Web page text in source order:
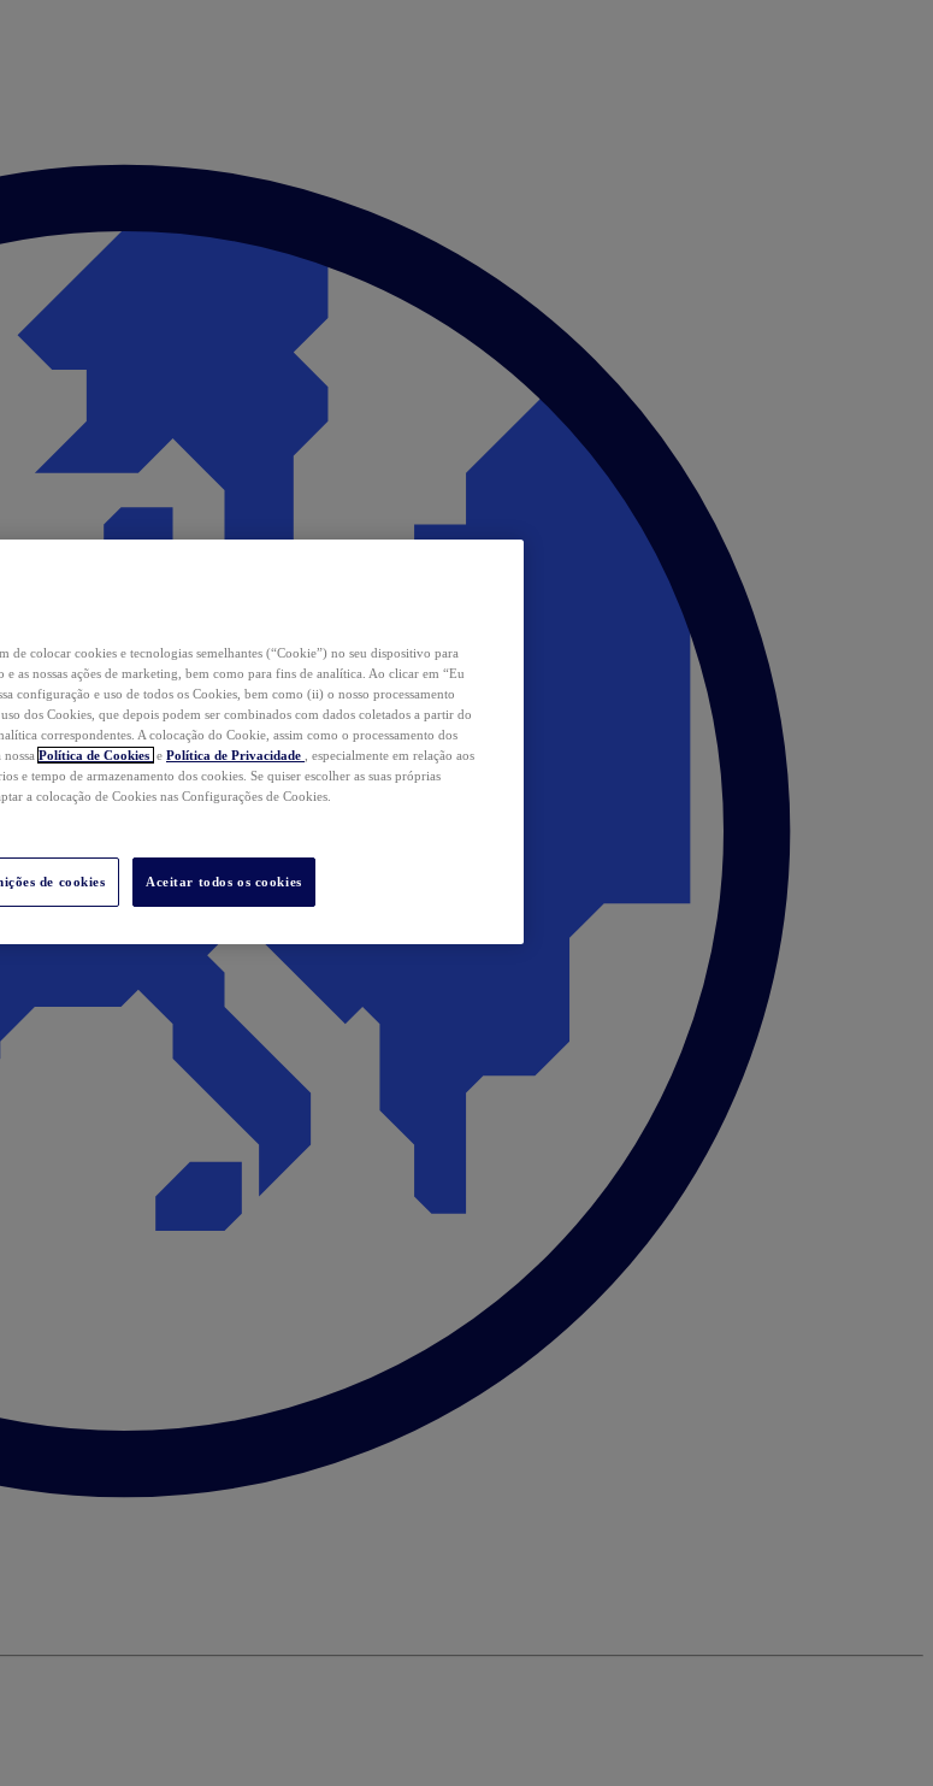
de colocar cookies e tecnologias semelhantes (“Cookie”) no seu dispositivo para
e as nossas ações de marketing, bem como para fins de analítica. Ao clicar em “Eu
configuração e uso de todos os Cookies, bem como (ii) o nosso processamento
dos Cookies, que depois podem ser combinados com dados coletados a partir do
correspondentes. A colocação do Cookie, assim como o processamento dos
Política de Cookies e Política de Privacidade
, especialmente em relação aos
e tempo de armazenamento dos cookies. Se quiser escolher as suas próprias
a colocação de Cookies nas Configurações de Cookies.
de cookies Aceitar todos os cookies